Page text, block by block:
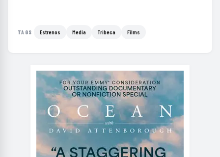
TAGS Estrenos Media Tribeca Films